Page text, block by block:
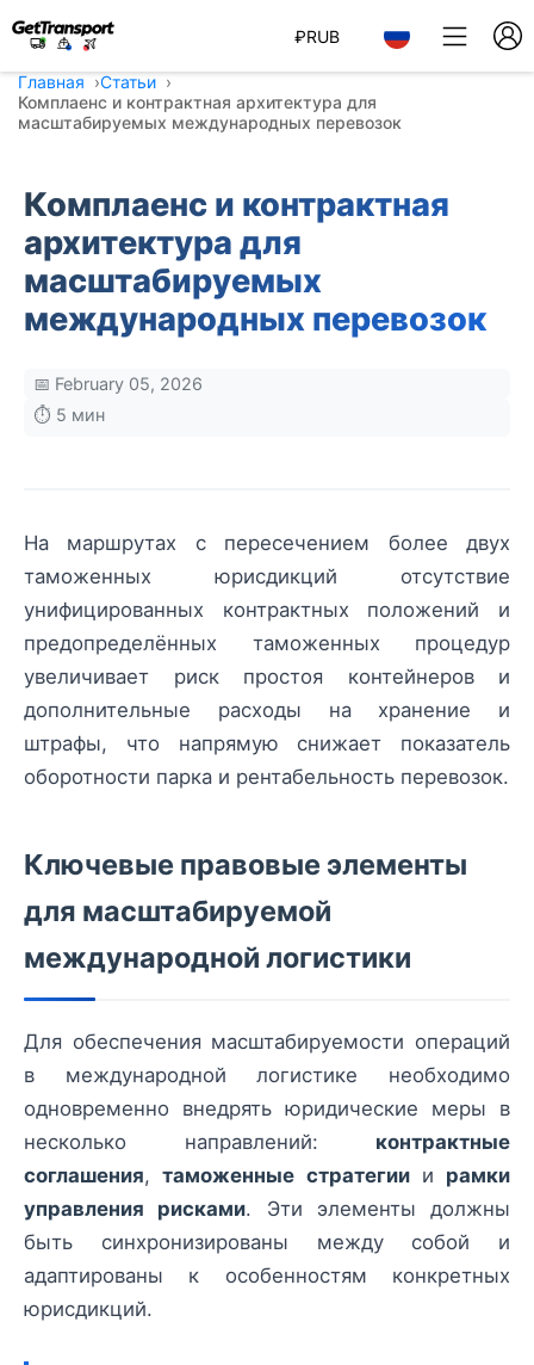
₽RUB
Главная
Статьи
Комплаенс и контрактная архитектура для
масштабируемых международных перевозок
Комплаенс и контрактная
архитектура для
масштабируемых
международных перевозок
📅 February 05, 2026
⏱️ 5 мин
На маршрутах с пересечением более двух
таможенных юрисдикций отсутствие
унифицированных контрактных положений и
предопределённых таможенных процедур
увеличивает риск простоя контейнеров и
дополнительные расходы на хранение и
штрафы, что напрямую снижает показатель
оборотности парка и рентабельность перевозок.
Ключевые правовые элементы
для масштабируемой
международной логистики
Для обеспечения масштабируемости операций
в международной логистике необходимо
одновременно внедрять юридические меры в
несколько направлений: контрактные
соглашения,таможенные стратегиии рамки
управления рисками. Эти элементы должны
быть синхронизированы между собой и
адаптированы к особенностям конкретных
юрисдикций.